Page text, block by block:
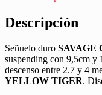
Descripción
Señuelo duro SAVAGE
suspending con 9,5cm y
descenso entre 2.7 y 4
YELLOW TIGER.